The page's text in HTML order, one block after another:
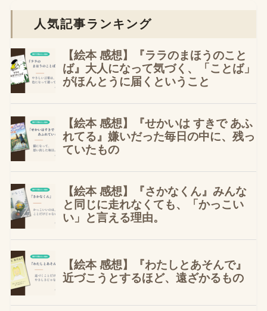
人気記事ランキング